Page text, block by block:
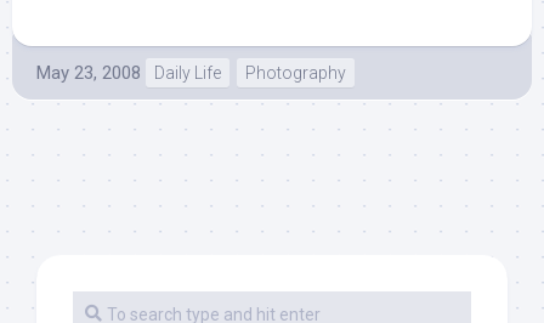
May 23, 2008 Daily Life Photography